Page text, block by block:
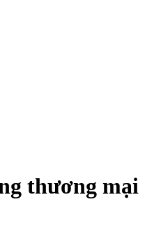
thương mại